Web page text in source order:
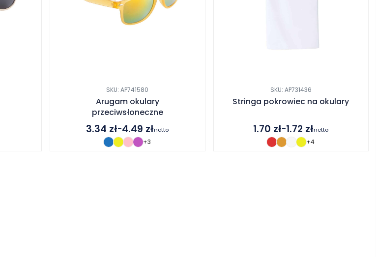
SKU: AP741580
Arugam okulary
przeciwsłoneczne
3.34 zł–4.49 zł
Zakres
netto
+3
SKU: AP731436
Stringa pokrowiec na okulary
1.70 zł–1.72 zł
Zakres
cen:
netto
+4